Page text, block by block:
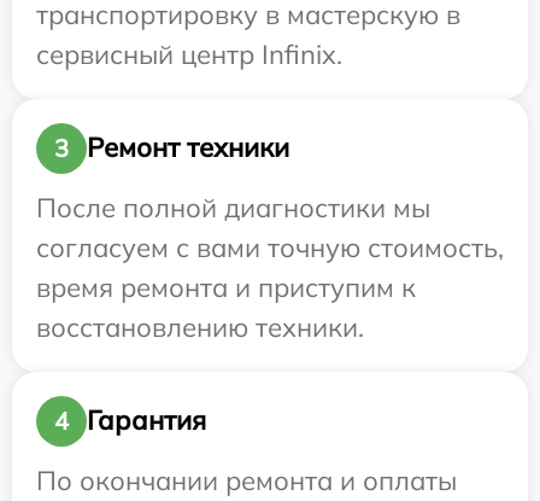
транспортировку в мастерскую в
сервисный центр Infinix.
3
Ремонт техники
После полной диагностики мы
согласуем с вами точную стоимость,
время ремонта и приступим к
восстановлению техники.
4
Гарантия
По окончании ремонта и оплаты